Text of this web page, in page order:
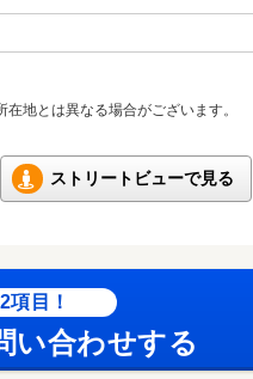
地とは異なる場合がございます。
ストリートビューで見る
項目！
い合わせする